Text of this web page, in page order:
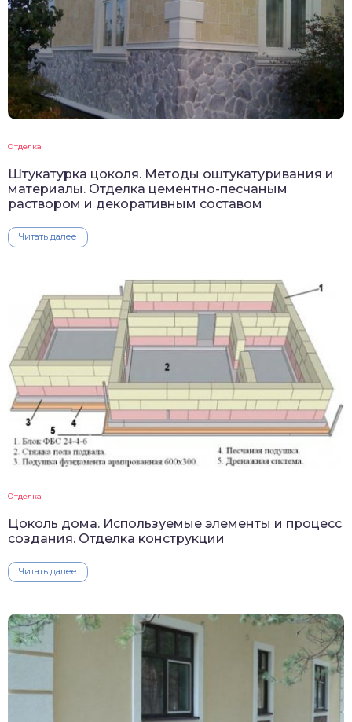
Отделка
Штукатурка цоколя. Методы оштукатуривания и
материалы. Отделка цементно-песчаным
раствором и декоративным составом
Читать далее
Отделка
Цоколь дома. Используемые элементы и процесс
создания. Отделка конструкции
Читать далее